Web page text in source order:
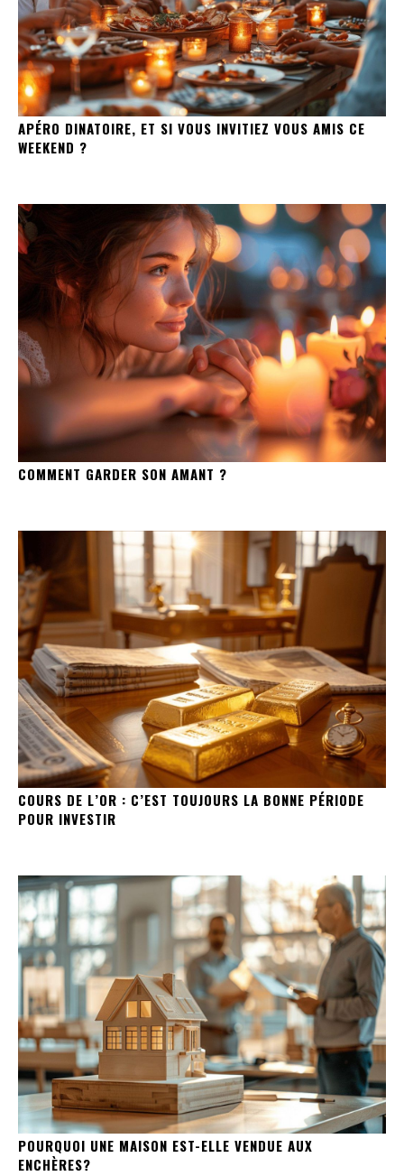
APÉRO DINATOIRE, ET SI VOUS INVITIEZ VOUS AMIS CE
WEEKEND ?
COMMENT GARDER SON AMANT ?
COURS DE L’OR : C’EST TOUJOURS LA BONNE PÉRIODE
POUR INVESTIR
POURQUOI UNE MAISON EST-ELLE VENDUE AUX
ENCHÈRES?